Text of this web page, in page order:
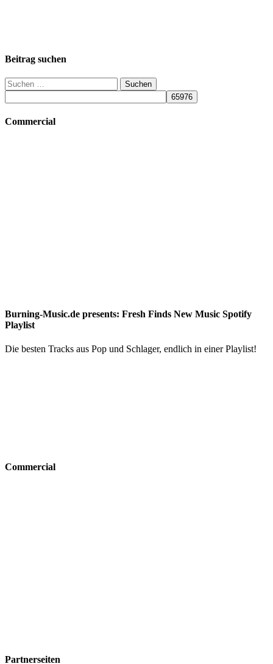
Beitrag suchen
Suchen
nach:
Commercial
Burning-Music.de presents: Fresh Finds New Music Spotify
Playlist
Die besten Tracks aus Pop und Schlager, endlich in einer Playlist!
Commercial
Partnerseiten